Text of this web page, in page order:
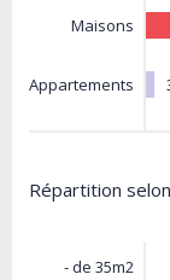
Maisons
Appartements
Répartition
- de 35m2